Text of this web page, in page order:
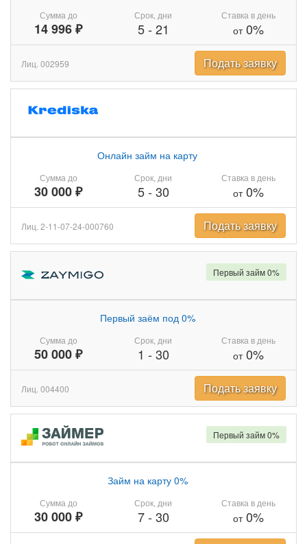
Сумма до
14 996 ₽
Срок, дни
5- 21
Ставка в день
от0%
Лиц. 002959 Подать заявку
Сумма до
30 000 ₽
Онлайн займ на карту
Срок, дни
5- 30
Ставка в день
от0%
Лиц. 2-11-07-24-000760 Подать заявку
Сумма до
50 000 ₽
Первый заём под 0%
Срок, дни
1 - 30
Ставка в день
от0%
Первый займ 0%
Лиц. 004400 Подать заявку
Сумма до
30 000 ₽
Займ на карту 0%
Срок, дни
7- 30
Ставка в день
от0%
Первый займ 0%